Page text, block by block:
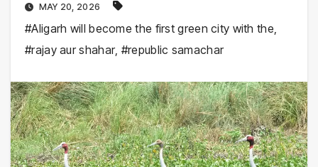
MAY 20, 2026
#Aligarh will become the first green city with the
#rajay aur shahar, #republic samachar